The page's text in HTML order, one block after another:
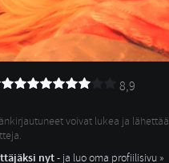
8,9
voivat lukea ja lähettää
nyt- ja luo oma profiilisivu »